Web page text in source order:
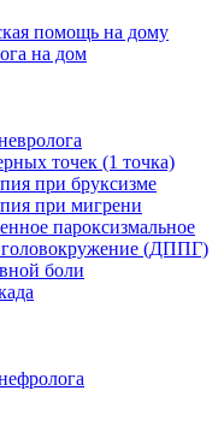
помощь на дому
на дом
точек (1 точка)
при бруксизме
при мигрени
пароксизмальное
(ДППГ)
боли